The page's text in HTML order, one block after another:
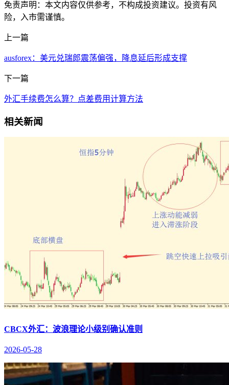
免责声明：本文内容仅供参考，不构成投资建议。投资有风
险，入市需谨慎。
上一篇
ausforex：美元兑瑞郎震荡偏强，降息延后形成支撑
下一篇
外汇手续费怎么算？点差费用计算方法
相关新闻
CBCX外汇：波浪理论小级别确认准则
2026-05-28